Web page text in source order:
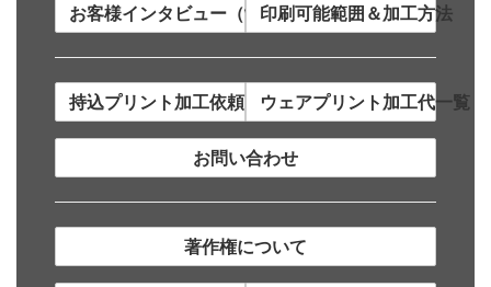
お客様インタビュー（制作事例）印刷可能範囲＆加工方法
持込プリント加工依頼についてウェアプリント加工代一覧
お問い合わせ
著作権について